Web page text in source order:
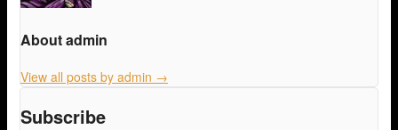
About admin
View all posts by admin →
Subscribe